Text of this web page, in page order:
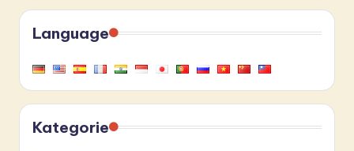
Language
Kategorie